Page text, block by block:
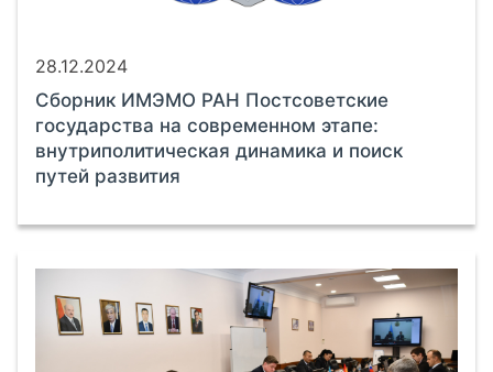
28.12.2024
Сборник ИМЭМО РАН Постсоветские
государства на современном этапе:
внутриполитическая динамика и поиск
путей развития